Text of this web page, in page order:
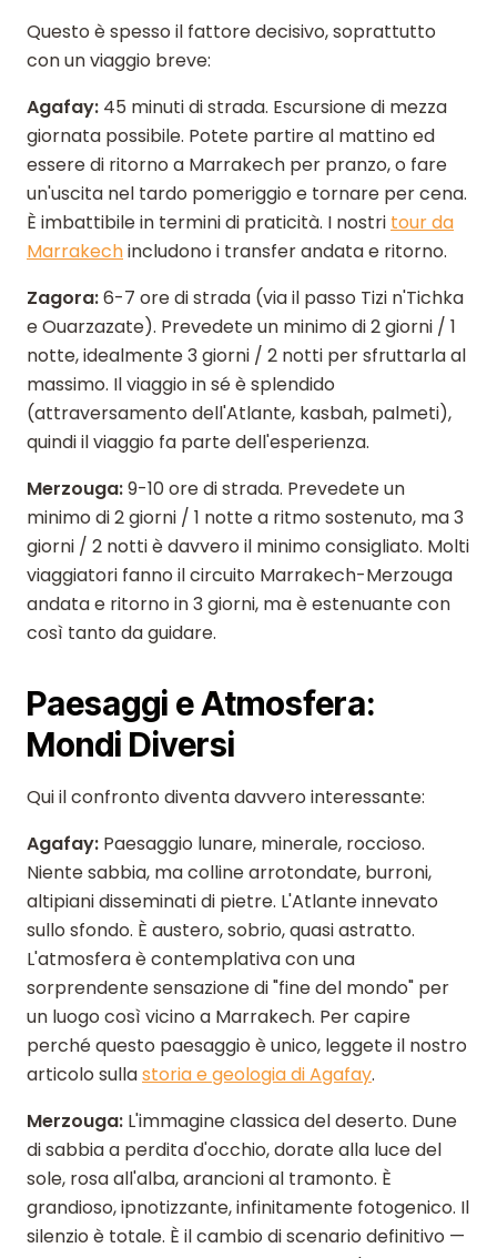
Questo è spesso il fattore decisivo, soprattutto
con un viaggio breve:
Agafay: 45 minuti di strada. Escursione di mezza
giornata possibile. Potete partire al mattino ed
essere di ritorno a Marrakech per pranzo, o fare
un'uscita nel tardo pomeriggio e tornare per cena.
È imbattibile in termini di praticità. I nostri tour da
Marrakechincludono i transfer andata e ritorno.
Zagora:6-7 ore di strada (via il passo Tizi n'Tichka
e Ouarzazate). Prevedete un minimo di 2 giorni / 1
notte, idealmente 3 giorni / 2 notti per sfruttarla al
massimo. Il viaggio in sé è splendido
(attraversamento dell'Atlante, kasbah, palmeti),
quindi il viaggio fa parte dell'esperienza.
Merzouga:9-10 ore di strada. Prevedete un
minimo di 2 giorni / 1 notte a ritmo sostenuto, ma 3
giorni / 2 notti è davvero il minimo consigliato. Molti
viaggiatori fanno il circuito Marrakech-Merzouga
andata e ritorno in 3 giorni, ma è estenuante con
così tanto da guidare.
Paesaggi e Atmosfera:
Mondi Diversi
Qui il confronto diventa davvero interessante:
Agafay: Paesaggio lunare, minerale, roccioso.
Niente sabbia, ma colline arrotondate, burroni,
altipiani disseminati di pietre. L'Atlante innevato
sullo sfondo. È austero, sobrio, quasi astratto.
L'atmosfera è contemplativa con una
sorprendente sensazione di "fine del mondo" per
un luogo così vicino a Marrakech. Per capire
perché questo paesaggio è unico, leggete il nostro
articolo sullastoria e geologia di Agafay.
Merzouga: L'immagine classica del deserto. Dune
di sabbia a perdita d'occhio, dorate alla luce del
sole, rosa all'alba, arancioni al tramonto. È
grandioso, ipnotizzante, infinitamente fotogenico. Il
silenzio è totale. È il cambio di scenario definitivo —